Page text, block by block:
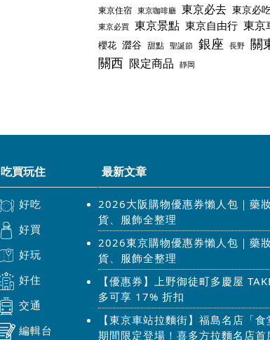
東京住宿 東京咖啡廳 東京必去 東京必
東京必買 東京景點 東京自由行 東京
櫻花 澀谷 甜點 聖誕節 銀座 長野 關
關西 限定商品 靜岡
吃買玩住
好吃
好買
好玩
好住
交通
編輯台
最新文章
2026大阪購物優惠券懶人包｜藥
貨、服飾全整理
2026東京購物優惠券懶人包｜藥
貨、服飾全整理
【優惠券】上野御徒町多慶屋
多可享 17% 折扣
【東京車站拉麵街】福島名店「食
期間限定登場！喜多方拉麵名店首